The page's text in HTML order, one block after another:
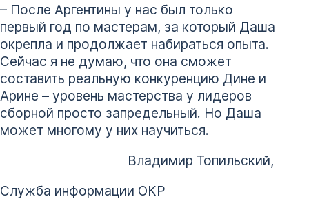
– После Аргентины у нас был только
первый год по мастерам, за который Даша
окрепла и продолжает набираться опыта.
Сейчас я не думаю, что она сможет
составить реальную конкуренцию Дине и
Арине – уровень мастерства у лидеров
сборной просто запредельный. Но Даша
может многому у них научиться.
Владимир Топильский,
Служба информации ОКР